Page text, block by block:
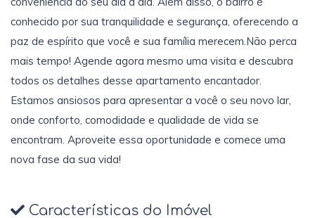
conhecido por sua tranquilidade e segurança, oferecendo a
paz de espírito que você e sua família merecem.Não perca
mais tempo! Agende agora mesmo uma visita e descubra
todos os detalhes desse apartamento encantador.
Estamos ansiosos para apresentar a você o seu novo lar,
onde conforto, comodidade e qualidade de vida se
encontram. Aproveite essa oportunidade e comece uma
nova fase da sua vida!
Características do Imóvel